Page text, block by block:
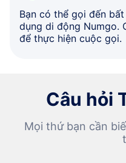
Bạn có thể gọi đến
dụng di động Numgo.
để thực hiện cuộc gọi.
Câu hỏi
Mọi thứ bạn cần